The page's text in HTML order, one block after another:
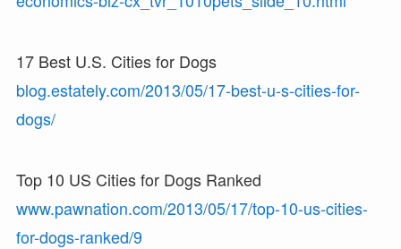
17 Best U.S. Cities for Dogs
blog.estately.com/2013/05/17-best-u-s-cities-for-
dogs/
Top 10 US Cities for Dogs Ranked
www.pawnation.com/2013/05/17/top-10-us-cities-
for-dogs-ranked/9